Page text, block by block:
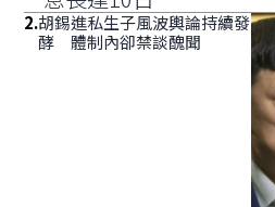
2.胡錫進私生子風波輿論持續發
酵 體制內卻禁談醜聞